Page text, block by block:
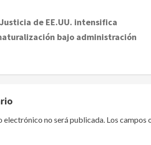
de EE.UU. intensifica
bajo administración
electrónico no será publicada. Los campos